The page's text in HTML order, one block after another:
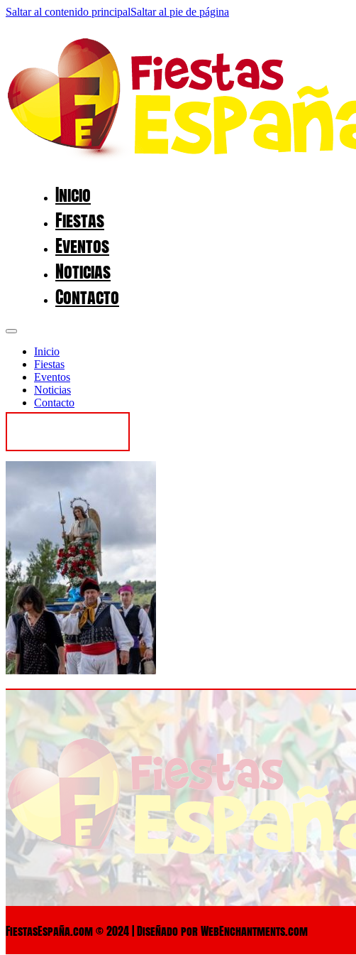
Saltar al contenido principalSaltar al pie de página
Inicio
Fiestas
Eventos
Noticias
Contacto
Inicio
Fiestas
Eventos
Noticias
Contacto
FiestasEspaña.com © 2024 | Diseñado por WebEnchantments.com